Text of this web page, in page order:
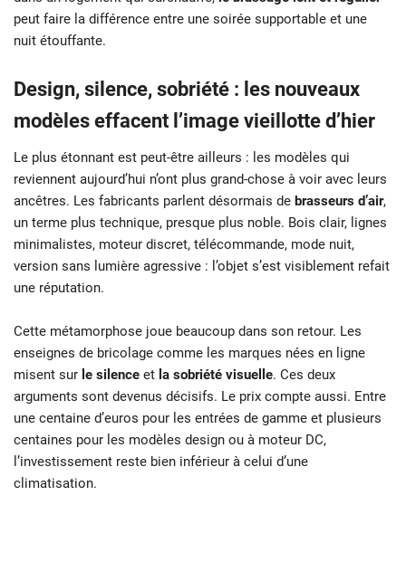
peut faire la différence entre une soirée supportable et une
nuit étouffante.
Design, silence, sobriété : les nouveaux
modèles effacent l’image vieillotte d’hier
Le plus étonnant est peut-être ailleurs : les modèles qui
reviennent aujourd’hui n’ont plus grand-chose à voir avec leurs
ancêtres. Les fabricants parlent désormais de brasseurs d’air,
un terme plus technique, presque plus noble. Bois clair, lignes
minimalistes, moteur discret, télécommande, mode nuit,
version sans lumière agressive : l’objet s’est visiblement refait
une réputation.
Cette métamorphose joue beaucoup dans son retour. Les
enseignes de bricolage comme les marques nées en ligne
misent sur le silence et la sobriété visuelle. Ces deux
arguments sont devenus décisifs. Le prix compte aussi. Entre
une centaine d’euros pour les entrées de gamme et plusieurs
centaines pour les modèles design ou à moteur DC,
l’investissement reste bien inférieur à celui d’une
climatisation.